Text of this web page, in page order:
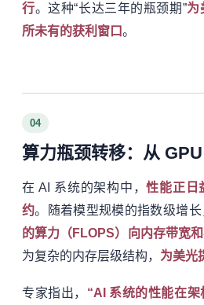
行。这种“长达三年的瓶颈期”为
所未有的获利窗口。
04
算力瓶颈转移：从
在 AI 系统的架构中，性能正日
约。随着模型规模的指数级增长
的算力（FLOPS）向内存带宽
为复杂的内存层级结构， 为美光
专家指出， “AI 系统的性能在